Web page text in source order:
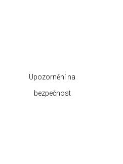
Upozornění na
bezpečnost